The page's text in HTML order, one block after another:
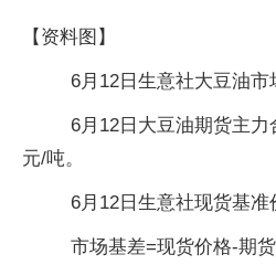
【资料图】
6月12日生意社大豆油市
6月12日大豆油期货主力
元/吨。
6月12日生意社现货基准
市场基差=现货价格-期